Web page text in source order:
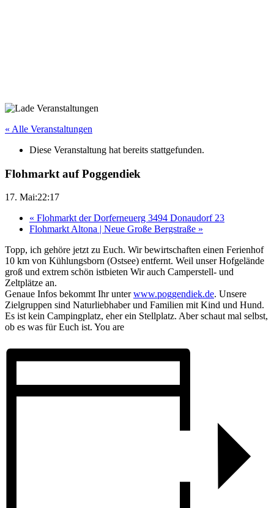
« Alle Veranstaltungen
Diese Veranstaltung hat bereits stattgefunden.
Flohmarkt auf Poggendiek
17. Mai:22:17
« Flohmarkt der Dorferneuerg 3494 Donaudorf 23
Flohmarkt Altona | Neue Große Bergstraße »
Topp, ich gehöre jetzt zu Euch. Wir bewirtschaften einen Ferienhof
10 km von Kühlungsborn (Ostsee) entfernt. Weil unser Hofgelände
groß und extrem schön istbieten Wir auch Camperstell- und
Zeltplätze an.
Genaue Infos bekommt Ihr unterwww.poggendiek.de. Unsere
Zielgruppen sind Naturliebhaber und Familien mit Kind und Hund.
Es ist kein Campingplatz, eher ein Stellplatz. Aber schaut mal selbst,
ob es was für Euch ist. You are